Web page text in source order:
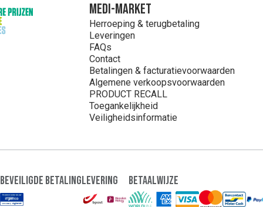
MEDI-MARKET
Herroeping & terugbetaling
Leveringen
FAQs
Contact
Betalingen & facturatievoorwaarden
Algemene verkoopsvoorwaarden
PRODUCT RECALL
Toegankelijkheid
Veiligheidsinformatie
Beveiligde BetalingLevering Betaalwijze